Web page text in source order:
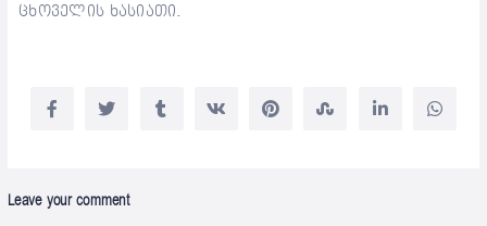
ცხოველის ხასიათი.
Leave your comment